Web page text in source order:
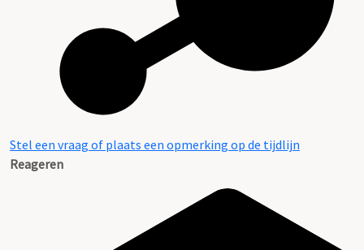
Beschrijving van de series en archiefbestanddelen
Stel een vraag of plaats een opmerking op de tijdlijn
Reageren